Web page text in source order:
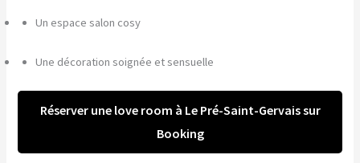
Un espace salon cosy
Une décoration soignée et sensuelle
Réserver une love room à Le Pré-Saint-Gervais sur
Booking